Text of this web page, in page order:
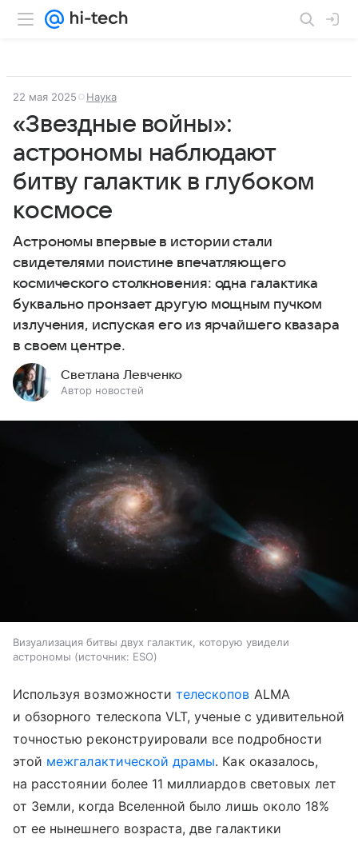
22 мая 2025 Наука
«Звездные войны»:
астрономы наблюдают
битву галактик в глубоком
космосе
Астрономы впервые в истории стали
свидетелями поистине впечатляющего
космического столкновения: одна галактика
буквально пронзает другую мощным пучком
излучения, испуская его из ярчайшего квазара
в своем центре.
Светлана Левченко
Автор новостей
Визуализация битвы двух галактик, которую увидели
астрономы
источник: ESO
Используя возможностителескопов ALMA
и обзорного телескопа VLT, ученые с удивительной
точностью реконструировали все подробности
этой межгалактической драмы. Как оказалось,
на расстоянии более 11 миллиардов световых лет
от Земли, когда Вселенной было лишь около 18%
от ее нынешнего возраста, две галактики